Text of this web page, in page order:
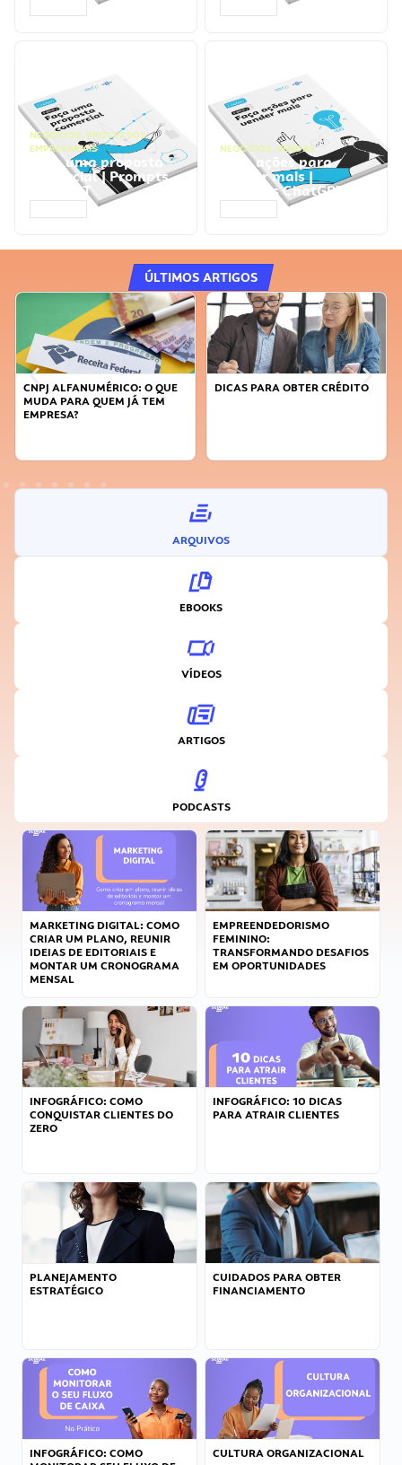
NEGÓCIOS, PROCESSOS
EMPRESARIAIS
Faça uma proposta
comercial | Prompts
ChatGPT
NEGÓCIOS, VENDAS
Faça ações para
vender mais |
Prompts ChatGPT
ÚLTIMOS ARTIGOS
CNPJ ALFANUMÉRICO: O QUE
MUDA PARA QUEM JÁ TEM
EMPRESA?
DICAS PARA OBTER CRÉDITO
ARQUIVOS
EBOOKS
VÍDEOS
ARTIGOS
PODCASTS
MARKETING DIGITAL: COMO
CRIAR UM PLANO, REUNIR
IDEIAS DE EDITORIAIS E
MONTAR UM CRONOGRAMA
MENSAL
EMPREENDEDORISMO
FEMININO:
TRANSFORMANDO DESAFIOS
EM OPORTUNIDADES
INFOGRÁFICO: COMO
CONQUISTAR CLIENTES DO
ZERO
INFOGRÁFICO: 10 DICAS
PARA ATRAIR CLIENTES
PLANEJAMENTO
ESTRATÉGICO
CUIDADOS PARA OBTER
FINANCIAMENTO
INFOGRÁFICO: COMO
CULTURA ORGANIZACIONAL